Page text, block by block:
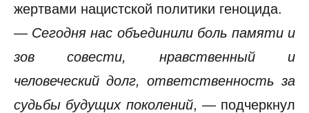
жертвами нацистской политики геноцида.
— Сегодня нас объединили боль памяти и
зов совести, нравственный и
человеческий долг, ответственность за
судьбы будущих поколений, — подчеркнул